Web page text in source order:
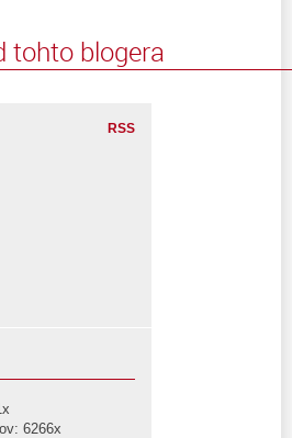
tohto blogera
RSS
6266x